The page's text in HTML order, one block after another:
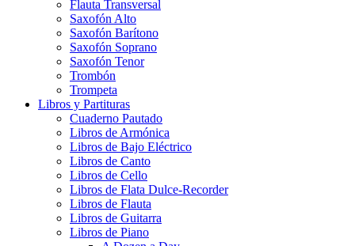
Flauta Transversal
Saxofón Alto
Saxofón Barítono
Saxofón Soprano
Saxofón Tenor
Trombón
Trompeta
Libros y Partituras
Cuaderno Pautado
Libros de Armónica
Libros de Bajo Eléctrico
Libros de Canto
Libros de Cello
Libros de Flata Dulce-Recorder
Libros de Flauta
Libros de Guitarra
Libros de Piano